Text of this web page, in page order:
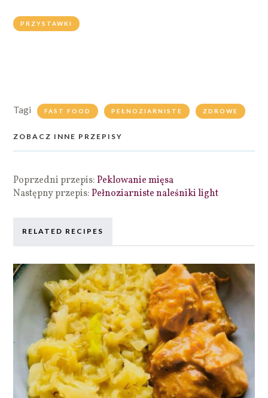
PRZYSTAWKI
Tagi FAST FOOD PEŁNOZIARNISTE ZDROWE
ZOBACZ INNE PRZEPISY
Poprzedni przepis:Peklowanie mięsa
Następny przepis:Pełnoziarniste naleśniki light
RELATED RECIPES